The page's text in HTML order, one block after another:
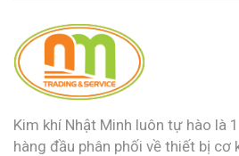
Kim khí Nhật Minh luôn tự hào là
hàng đầu phân phối về thiết bị cơ